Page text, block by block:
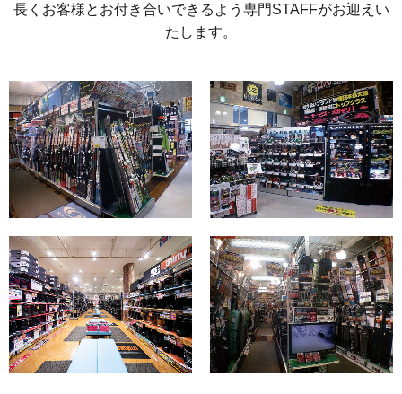
長くお客様とお付き合いできるよう専門STAFFがお迎えい
たします。